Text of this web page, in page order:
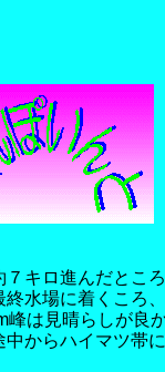
キロ進んだとこ
水場に着くころ
は見晴らしが
からハイマツ帯